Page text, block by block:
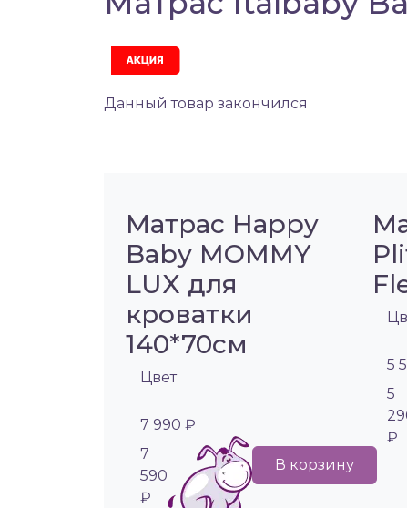
Данный товар закончился
Матрас Happy
Baby MOMMY
LUX для
кроватки
140*70см
Цвет
7 990 ₽
7
590
₽
В корзину
5
5
₽